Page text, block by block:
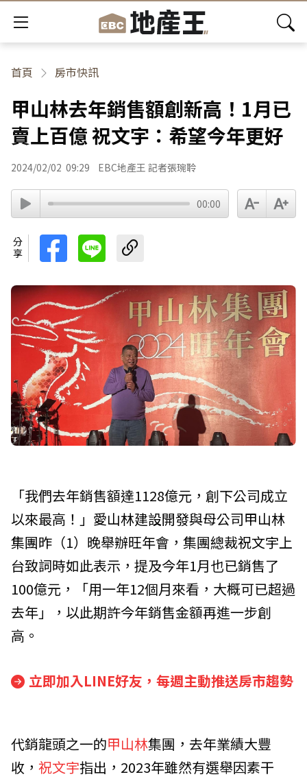
首頁 房市快訊
甲山林去年銷售額創新高！1月已
賣上百億 祝文宇：希望今年更好
2024/02/02 09:29 EBC地產王 記者張琬聆
00:00
分享
「我們去年銷售額達1128億元，創下公司成立
以來最高！」 愛山林建設開發與母公司甲山林
集團昨（1）晚舉辦旺年會，集團總裁祝文宇上
台致詞時如此表示，提及今年1月也已銷售了
100億元，「用一年12個月來看，大概可已超過
去年」，以此期許今年銷售金額再進一步創
高。
立即加入LINE好友，每週主動推送房市趨勢
代銷龍頭之一的甲山林集團，去年業績大豐
收， 祝文宇指出，2023年雖然有選舉因素干